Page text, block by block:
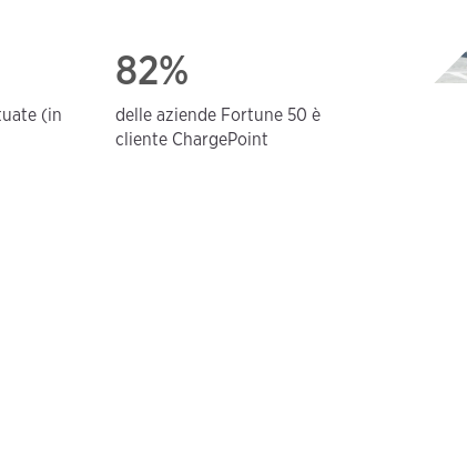
(in
82%
delle aziende Fortune 50 è
cliente ChargePoint